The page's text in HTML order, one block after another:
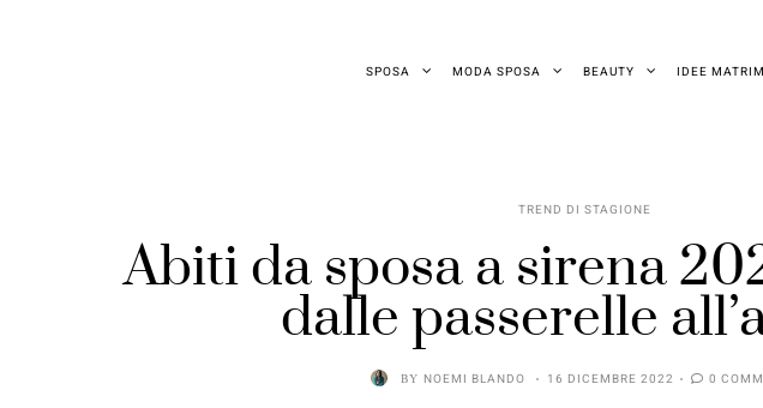
SPOSA MODA SPOSA BEAUTY IDEE
TREND DI STAGIONE
Abiti da sposa a sirena
dalle passerelle
BY NOEMI BLANDO 16 DICEMBRE 2022 0